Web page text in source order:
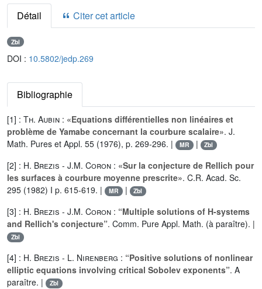
Détail Citer cet article
Zbl
DOI : 10.5802/jedp.269
Bibliographie
[1] : Th. Aubin : «Equations différentielles non linéaires et
problème de Yamabe concernant la courbure scalaire». J.
Math. Pures et Appl. 55 (1976), p. 269-296. |
MR | Zbl
[2] : H. Brezis - J.M. Coron : «Sur la conjecture de Rellich pour
les surfaces à courbure moyenne prescrite». C.R. Acad. Sc.
295 (1982) I p. 615-619. |
MR | Zbl
[3] : H. Brezis - J.M. Coron : “Multiple solutions of H-systems
and Rellich's conjecture”. Comm. Pure Appl. Math. (à paraître). |
Zbl
[4] : H. Brezis - L. Nirenberg : “Positive solutions of nonlinear
elliptic equations involving critical Sobolev exponents”. A
paraître. |
Zbl